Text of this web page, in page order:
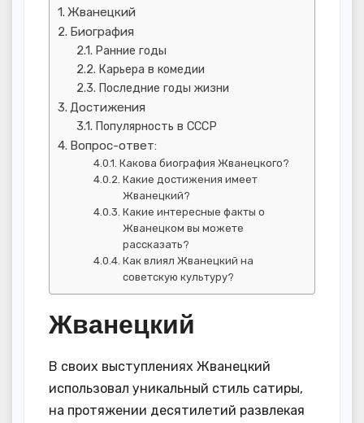
Жванецкий
Биография
Ранние годы
Карьера в комедии
Последние годы жизни
Достижения
Популярность в СССР
Вопрос-ответ:
Какова биография Жванецкого?
Какие достижения имеет
Жванецкий?
Какие интересные факты о
Жванецком вы можете
рассказать?
Как влиял Жванецкий на
советскую культуру?
Жванецкий
В своих выступлениях Жванецкий
использовал уникальный стиль сатиры,
на протяжении десятилетий развлекая